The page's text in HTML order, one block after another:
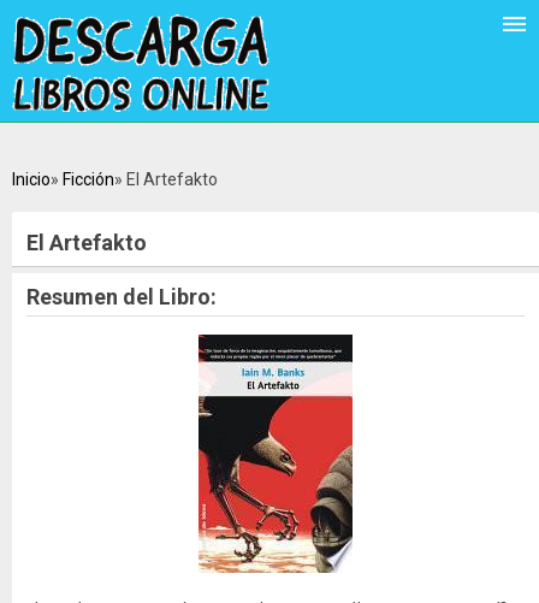
Inicio Ficción El Artefakto
El Artefakto
Resumen del Libro: